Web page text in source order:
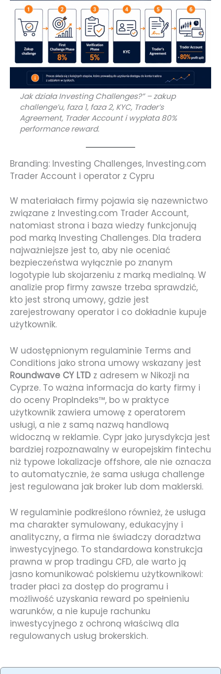
Jak działa Investing Challenges?” – zakup
challenge’u, faza 1, faza 2, KYC, Trader’s
Agreement, Trader Account i wypłata 80%
performance reward.
Branding: Investing Challenges, Investing.com
Trader Account i operator z Cypru
W materiałach firmy pojawia się nazewnictwo
związane z Investing.com Trader Account,
natomiast strona i baza wiedzy funkcjonują
pod marką Investing Challenges. Dla tradera
najważniejsze jest to, aby nie oceniać
bezpieczeństwa wyłącznie po znanym
logotypie lub skojarzeniu z marką medialną. W
analizie prop firmy zawsze trzeba sprawdzić,
kto jest stroną umowy, gdzie jest
zarejestrowany operator i co dokładnie kupuje
użytkownik.
W udostępnionym regulaminie Terms and
Conditions jako strona umowy wskazany jest
Roundwave CY LTD z adresem w Nikozji na
Cyprze. To ważna informacja do karty firmy i
do oceny PropIndeks™, bo w praktyce
użytkownik zawiera umowę z operatorem
usługi, a nie z samą nazwą handlową
widoczną w reklamie. Cypr jako jurysdykcja jest
bardziej rozpoznawalny w europejskim fintechu
niż typowe lokalizacje offshore, ale nie oznacza
to automatycznie, że sama usługa challenge
jest regulowana jak broker lub dom maklerski.
W regulaminie podkreślono również, że usługa
ma charakter symulowany, edukacyjny i
analityczny, a firma nie świadczy doradztwa
inwestycyjnego. To standardowa konstrukcja
prawna w prop tradingu CFD, ale warto ją
jasno komunikować polskiemu użytkownikowi:
trader płaci za dostęp do programu i
możliwość uzyskania reward po spełnieniu
warunków, a nie kupuje rachunku
inwestycyjnego z ochroną właściwą dla
regulowanych usług brokerskich.